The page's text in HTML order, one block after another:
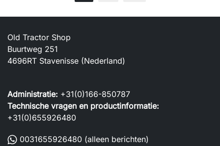
Old Tractor Shop
Buurtweg 251
4696RT Stavenisse (Nederland)
Administratie: +31(0)166-850787
Technische vragen en productinformatie:
+31(0)655926480
0031655926480 (alleen berichten)